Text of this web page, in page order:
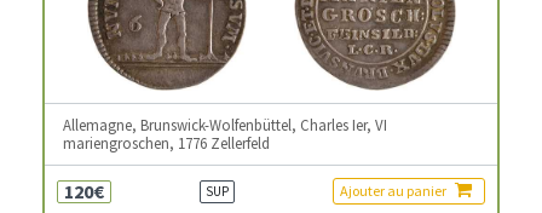
Allemagne, Brunswick-Wolfenbüttel, Charles Ier, VI
mariengroschen, 1776 Zellerfeld
120€ SUP Ajouter au panier